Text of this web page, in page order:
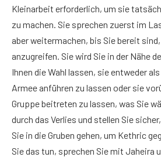
Kleinarbeit erforderlich, um sie
zu machen. Sie sprechen zuerst im
aber weitermachen, bis Sie bereit
anzugreifen. Sie wird Sie in der Nähe
Ihnen die Wahl lassen, sie entweder
Armee anführen zu lassen oder sie
Gruppe beitreten zu lassen, was Sie
durch das Verlies und stellen Sie
Sie in die Gruben gehen, um Kethric
Sie das tun, sprechen Sie mit Jaheira